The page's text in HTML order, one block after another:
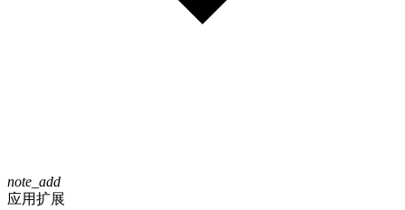
note_add
应用扩展